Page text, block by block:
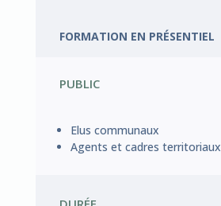
FORMATION EN PRÉSENTIEL
PUBLIC
Elus communaux
Agents et cadres territoriaux